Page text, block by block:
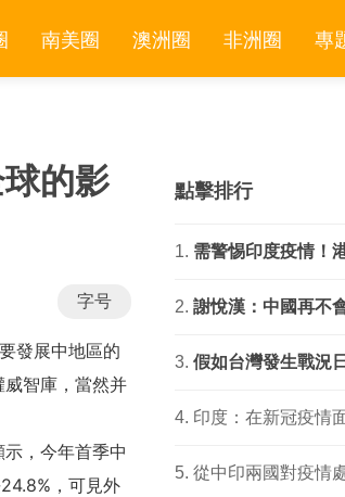
南美圈 澳洲圈 非洲圈 專
的影
字号
發展中地區的
智庫，當然并
，今年首季中
，可見外
點擊排行
需警惕印度疫情！
謝悅漢：中國再不
假如台灣發生戰況
印度：在新冠疫情
從中印兩國對疫情